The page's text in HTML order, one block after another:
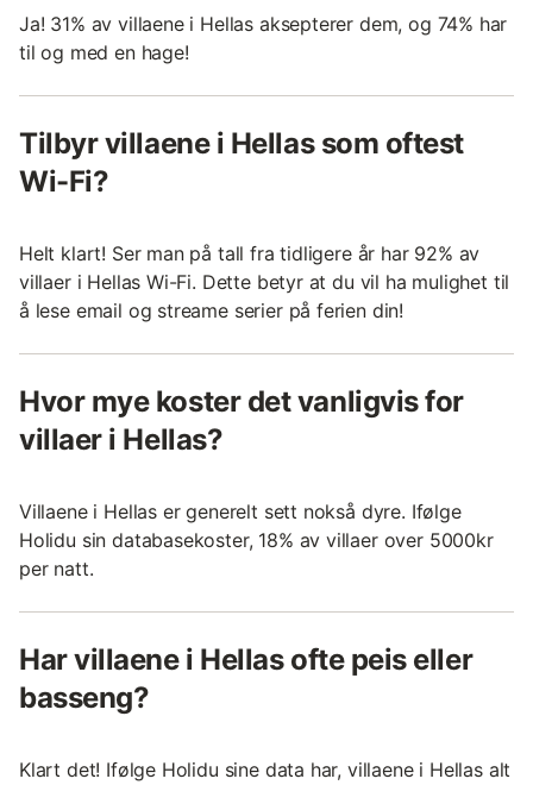
Ja! 31% av villaene i Hellas aksepterer dem, og 74% har
til og med en hage!
Tilbyr villaene i Hellas som oftest
Wi-Fi?
Helt klart! Ser man på tall fra tidligere år har 92% av
villaer i Hellas Wi-Fi. Dette betyr at du vil ha mulighet til
å lese email og streame serier på ferien din!
Hvor mye koster det vanligvis for
villaer i Hellas?
Villaene i Hellas er generelt sett nokså dyre. Ifølge
Holidu sin databasekoster, 18% av villaer over 5000kr
per natt.
Har villaene i Hellas ofte peis eller
basseng?
Klart det! Ifølge Holidu sine data har, villaene i Hellas alt